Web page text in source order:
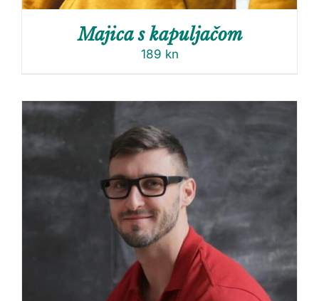
Majica s kapuljačom
189 kn